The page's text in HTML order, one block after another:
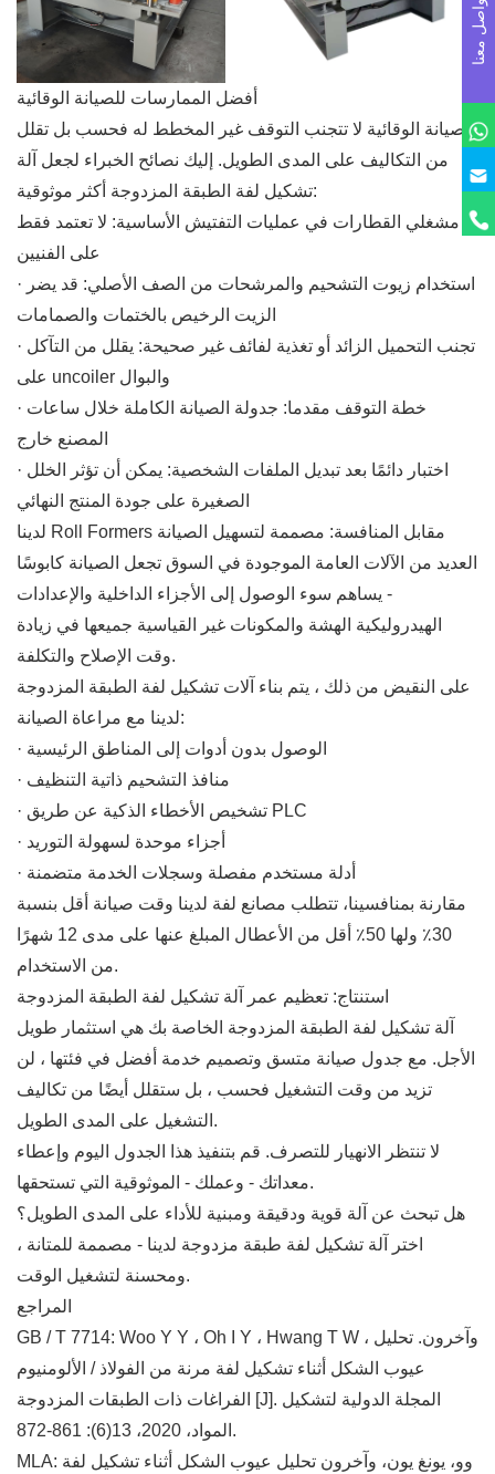
أفضل الممارسات للصيانة الوقائية
الصيانة الوقائية لا تتجنب التوقف غير المخطط له فحسب بل تقلل
من التكاليف على المدى الطويل. إليك نصائح الخبراء لجعل آلة
تشكيل لفة الطبقة المزدوجة أكثر موثوقية:
مشغلي القطارات في عمليات التفتيش الأساسية: لا تعتمد فقط
على الفنيين
· استخدام زيوت التشحيم والمرشحات من الصف الأصلي: قد يضر
الزيت الرخيص بالختمات والصمامات
· تجنب التحميل الزائد أو تغذية لفائف غير صحيحة: يقلل من التآكل
على uncoiler والبوال
· خطة التوقف مقدما: جدولة الصيانة الكاملة خلال ساعات
المصنع خارج
· اختبار دائمًا بعد تبديل الملفات الشخصية: يمكن أن تؤثر الخلل
الصغيرة على جودة المنتج النهائي
لدينا Roll Formers مقابل المنافسة: مصممة لتسهيل الصيانة
العديد من الآلات العامة الموجودة في السوق تجعل الصيانة كابوسًا
- يساهم سوء الوصول إلى الأجزاء الداخلية والإعدادات
الهيدروليكية الهشة والمكونات غير القياسية جميعها في زيادة
وقت الإصلاح والتكلفة.
على النقيض من ذلك ، يتم بناء آلات تشكيل لفة الطبقة المزدوجة
لدينا مع مراعاة الصيانة:
· الوصول بدون أدوات إلى المناطق الرئيسية
· منافذ التشحيم ذاتية التنظيف
· تشخيص الأخطاء الذكية عن طريق PLC
· أجزاء موحدة لسهولة التوريد
· أدلة مستخدم مفصلة وسجلات الخدمة متضمنة
مقارنة بمنافسينا، تتطلب مصانع لفة لدينا وقت صيانة أقل بنسبة
30٪ ولها 50٪ أقل من الأعطال المبلغ عنها على مدى 12 شهرًا
من الاستخدام.
استنتاج: تعظيم عمر آلة تشكيل لفة الطبقة المزدوجة
آلة تشكيل لفة الطبقة المزدوجة الخاصة بك هي استثمار طويل
الأجل. مع جدول صيانة متسق وتصميم خدمة أفضل في فئتها ، لن
تزيد من وقت التشغيل فحسب ، بل ستقلل أيضًا من تكاليف
التشغيل على المدى الطويل.
لا تنتظر الانهيار للتصرف. قم بتنفيذ هذا الجدول اليوم وإعطاء
معداتك - وعملك - الموثوقية التي تستحقها.
هل تبحث عن آلة قوية ودقيقة ومبنية للأداء على المدى الطويل؟
اختر آلة تشكيل لفة طبقة مزدوجة لدينا - مصممة للمتانة ،
ومحسنة لتشغيل الوقت.
المراجع
GB / T 7714: Woo Y Y ، Oh I Y ، Hwang T W ، وآخرون. تحليل
عيوب الشكل أثناء تشكيل لفة مرنة من الفولاذ / الألومنيوم
الفراغات ذات الطبقات المزدوجة [J]. المجلة الدولية لتشكيل
المواد، 2020، 13(6): 861-872.
MLA: وو، يونغ يون، وآخرون تحليل عيوب الشكل أثناء تشكيل لفة
تواصل معنا